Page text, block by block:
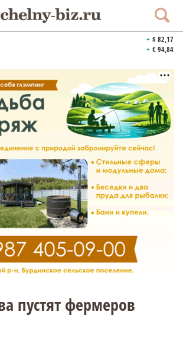
$ 82,17
€ 94,84
пустят фермеров